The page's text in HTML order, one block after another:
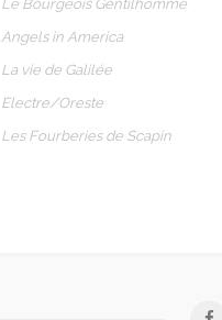
Le Bourgeois Gentilhomme
Angels in America
La vie de Galilée
Electre/Oreste
Les Fourberies de Scapin